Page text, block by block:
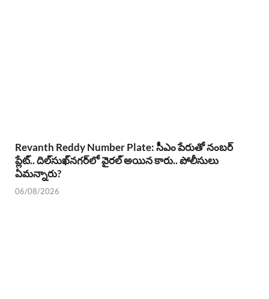
Revanth Reddy Number Plate: సీఎం పేరుతో నంబర్
ప్లేట్.. దిల్‌సుఖ్‌నగర్‌లో వైరల్ అయిన కారు.. పోలీసులు
ఏమన్నారు?
06/08/2026